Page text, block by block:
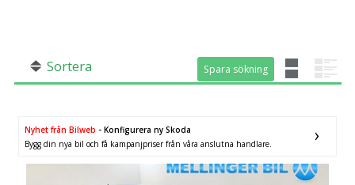
Län (alla)
Sortera Spara sökning
Spara sökning
Nyhet från Bilweb - Konfigurera ny Skoda
Bygg din nya bil och få kampanjpriser från våra anslutna handlare.